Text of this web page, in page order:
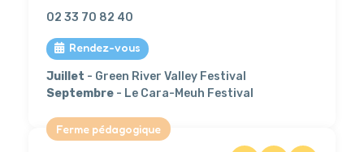
02 33 70 82 40
Rendez-vous
Juillet - Green River Valley Festival
Septembre - Le Cara-Meuh Festival
Ferme pédagogique